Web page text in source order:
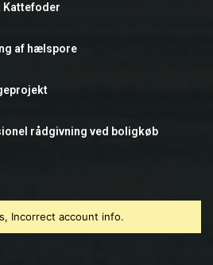
Kattefoder
af hælspore
rådgivning ved boligkøb
Incorrect account info.